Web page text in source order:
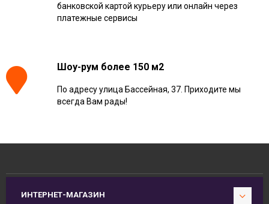
банковской картой курьеру или онлайн через
платежные сервисы
Шоу-рум более 150 м2
По адресу улица Бассейная, 37. Приходите мы
всегда Вам рады!
ИНТЕРНЕТ-МАГАЗИН